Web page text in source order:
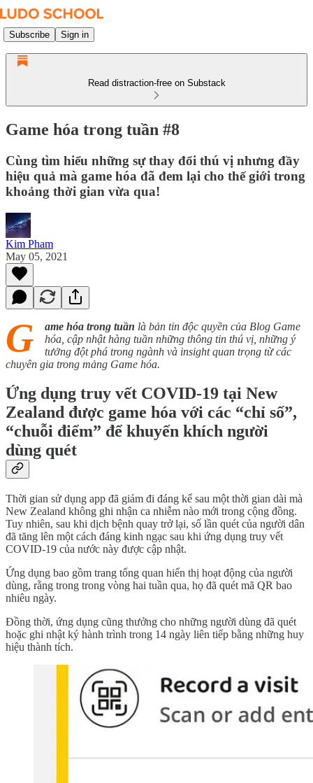
Subscribe Sign in
Read distraction-free on Substack
Game hóa trong tuần #8
Cùng tìm hiểu những sự thay đổi thú vị nhưng đầy
hiệu quả mà game hóa đã đem lại cho thế giới trong
khoảng thời gian vừa qua!
Kim Pham
May 05, 2021
G ame hóa trong tuần là bản tin độc quyền của Blog Game
hóa, cập nhật hàng tuần những thông tin thú vị, những ý
tưởng đột phá trong ngành và insight quan trọng từ các
chuyên gia trong mảng Game hóa.
Ứng dụng truy vết COVID-19 tại New
Zealand được game hóa với các “chỉ số”,
“chuỗi điểm” để khuyến khích người
dùng quét
Thời gian sử dụng app đã giảm đi đáng kể sau một thời gian dài mà
New Zealand không ghi nhận ca nhiễm nào mới trong cộng đồng.
Tuy nhiên, sau khi dịch bệnh quay trở lại, số lần quét của người dân
đã tăng lên một cách đáng kinh ngạc sau khi ứng dụng truy vết
COVID-19 của nước này được cập nhật.
Ứng dụng bao gồm trang tổng quan hiển thị hoạt động của người
dùng, rằng trong trong vòng hai tuần qua, họ đã quét mã QR bao
nhiêu ngày.
Đồng thời, ứng dụng cũng thưởng cho những người dùng đã quét
hoặc ghi nhật ký hành trình trong 14 ngày liên tiếp bằng những huy
hiệu thành tích.